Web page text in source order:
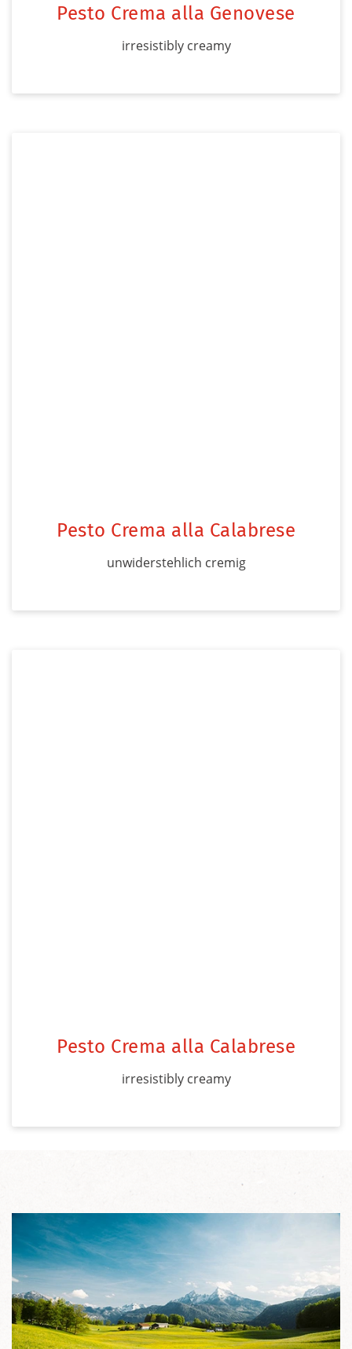
Pesto Crema alla Genovese
irresistibly creamy
Pesto Crema alla Calabrese
unwiderstehlich cremig
Pesto Crema alla Calabrese
irresistibly creamy